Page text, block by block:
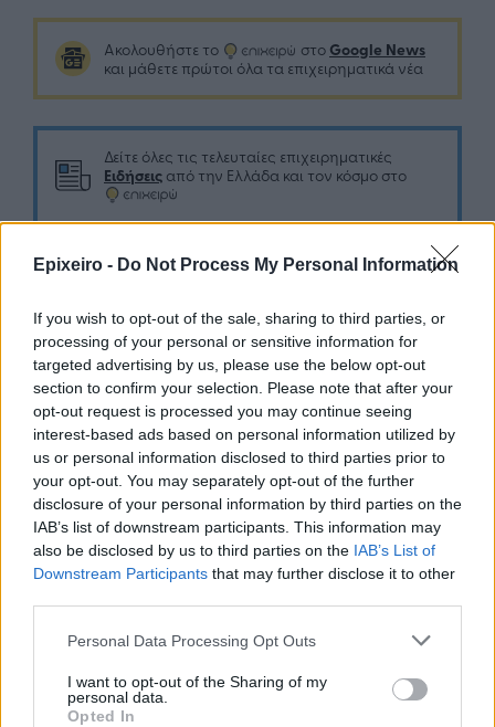
Epixeiro - Do Not Process My Personal Information
If you wish to opt-out of the sale, sharing to third parties, or
processing of your personal or sensitive information for
targeted advertising by us, please use the below opt-out
section to confirm your selection. Please note that after your
opt-out request is processed you may continue seeing
interest-based ads based on personal information utilized by
us or personal information disclosed to third parties prior to
your opt-out. You may separately opt-out of the further
disclosure of your personal information by third parties on the
IAB’s list of downstream participants. This information may
also be disclosed by us to third parties on the IAB’s List of
Downstream Participants that may further disclose it to other
Personal Data Processing Opt Outs
I want to opt-out of the Sharing of my
personal data.
Opted In
Ακολουθήστε το στο Google News
και μάθετε πρώτοι όλα τα επιχειρηματικά νέα
Δείτε όλες τις τελευταίες επιχειρηματικές
Ειδήσεις από την Ελλάδα και τον κόσμο στο
Σχολιάστε
... σχόλια | Κάνε click για να σχολιάσεις